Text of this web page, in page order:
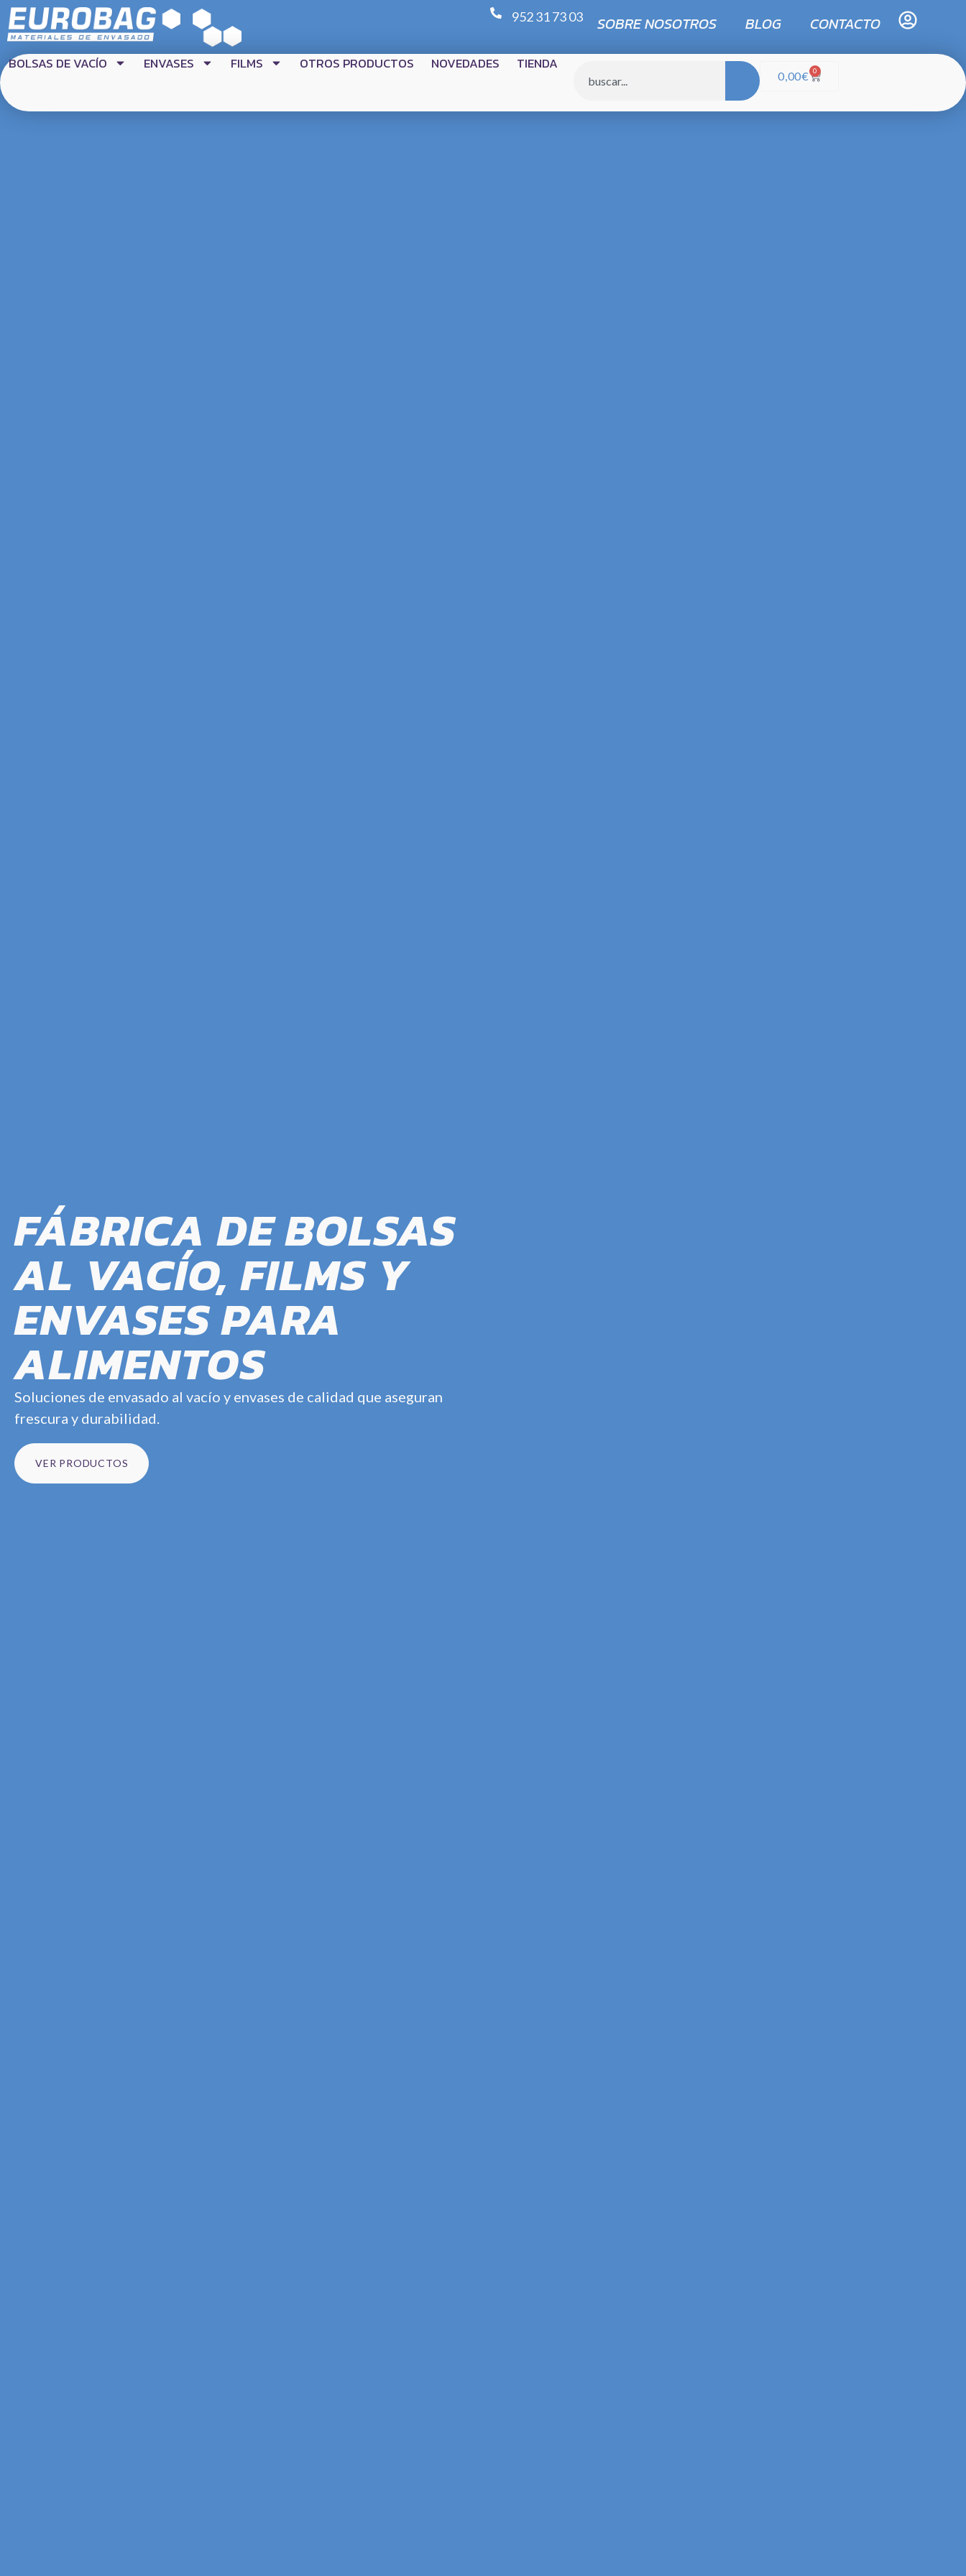
952 31 73 03 SOBRE NOSOTROS BLOG CONTACTO
BOLSAS DE VACÍO ENVASES FILMS OTROS PRODUCTOS NOVEDADES TIENDA
0,00€ 0
FÁBRICA DE BOLSAS
AL VACÍO, FILMS Y
ENVASES PARA
ALIMENTOS
Soluciones de envasado al vacío y envases de calidad que aseguran
frescura y durabilidad.
VER PRODUCTOS